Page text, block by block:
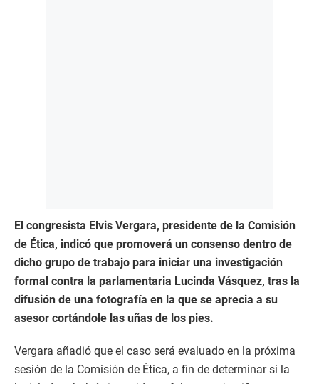
El congresista Elvis Vergara, presidente de la Comisión
de Ética, indicó que promoverá un consenso dentro de
dicho grupo de trabajo para iniciar una investigación
formal contra la parlamentaria Lucinda Vásquez, tras la
difusión de una fotografía en la que se aprecia a su
asesor cortándole las uñas de los pies.
Vergara añadió que el caso será evaluado en la próxima
sesión de la Comisión de Ética, a fin de determinar si la